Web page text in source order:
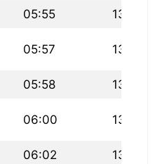
05:55 13:32
05:57 13:32
05:58 13:32
06:00 13:31
06:02 13:31